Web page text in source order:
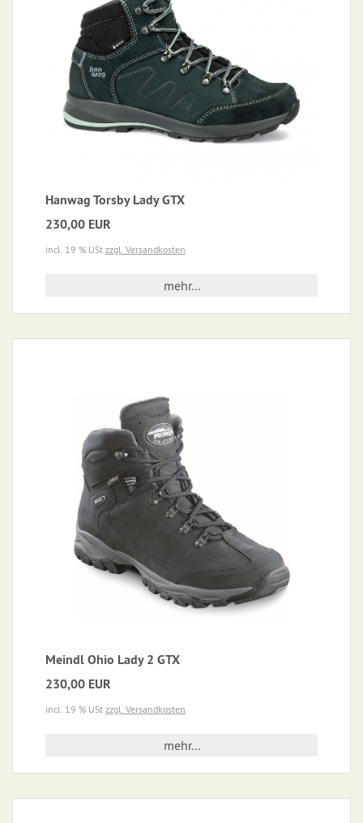
Hanwag Torsby Lady GTX
230,00 EUR
incl. 19 % USt zzgl. Versandkosten
mehr...
Meindl Ohio Lady 2 GTX
230,00 EUR
incl. 19 % USt zzgl. Versandkosten
mehr...